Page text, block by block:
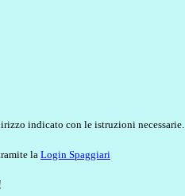
indicato con le istruzioni necessarie.
la Login Spaggiari